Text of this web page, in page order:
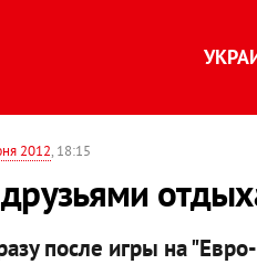
2012, 18:15
после игры на